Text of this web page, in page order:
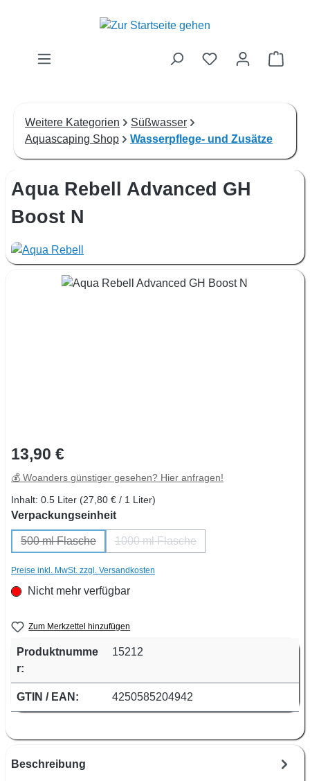
Zum Hauptinhalt springen
Weitere Kategorien
Süßwasser
Aquascaping Shop
Wasserpflege- und Zusätze
Aqua Rebell Advanced GH
Boost N
Bildergalerie überspringen
Regulärer Preis:
13,90 €
💰 Woanders günstiger gesehen? Hier anfragen!
Inhalt: 0.5 Liter (27,80 € / 1 Liter)
Preise inkl. MwSt. zzgl. Versandkosten
Nicht mehr verfügbar
Verpackungseinheitauswählen
500 ml Flasche
(Diese Option ist zurzeit nicht verfügbar.)
1000 ml Flasche
Zum Merkzettel hinzufügen
Produktnumme
r:
15212
GTIN / EAN: 4250585204942
Beschreibung